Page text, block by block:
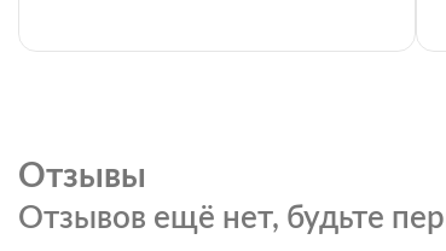
Отзывы
Отзывов ещё нет, будьте